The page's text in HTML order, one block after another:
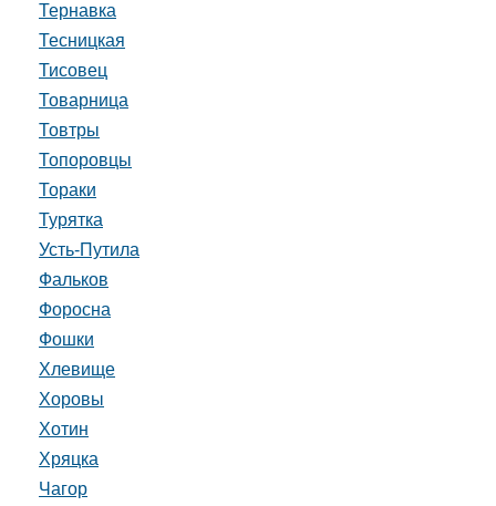
Тернавка
Тесницкая
Тисовец
Товарница
Товтры
Топоровцы
Тораки
Турятка
Усть-Путила
Фальков
Форосна
Фошки
Хлевище
Хоровы
Хотин
Хряцка
Чагор